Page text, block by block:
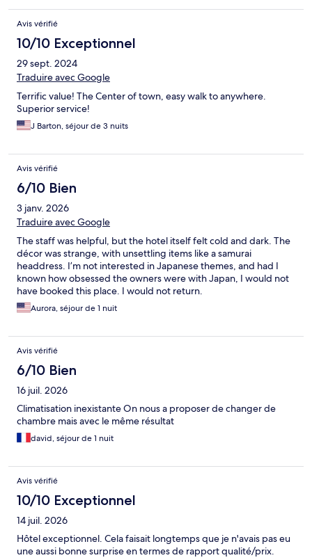
Avis vérifié
10/10 Exceptionnel
29 sept. 2024
Traduire avec Google
Terrific value! The Center of town, easy walk to anywhere.
Superior service!
J Barton, séjour de 3 nuits
Avis vérifié
6/10 Bien
3 janv. 2026
Traduire avec Google
The staff was helpful, but the hotel itself felt cold and dark. The
décor was strange, with unsettling items like a samurai
headdress. I’m not interested in Japanese themes, and had I
known how obsessed the owners were with Japan, I would not
have booked this place. I would not return.
Aurora, séjour de 1 nuit
Avis vérifié
6/10 Bien
16 juil. 2026
Climatisation inexistante On nous a proposer de changer de
chambre mais avec le même résultat
david, séjour de 1 nuit
Avis vérifié
10/10 Exceptionnel
14 juil. 2026
Hôtel exceptionnel. Cela faisait longtemps que je n'avais pas eu
une aussi bonne surprise en termes de rapport qualité/prix.